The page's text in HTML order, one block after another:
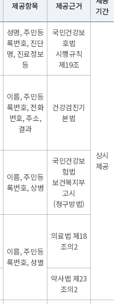
제공항목 제공근거
기간
성명, 주민등
록번호, 진단
명, 진료정보
등
국민건강보
호법
시행규칙
제19조
상시
제공
이름, 주민등
록번호, 전화
번호, 주소,
결과
건강검진기
본법
이름, 주민등
록번호, 상병
국민건강보
험법
보건복지부
고시
(청구방법)
이름, 주민등
록번호, 성별
의료법 제18
조의2
약사법 제23
조의2